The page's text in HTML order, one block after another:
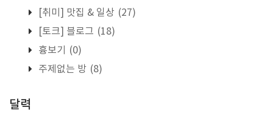
[취미] 맛집 & 일상 (27)
[토크] 블로그 (18)
흉보기
(0)
주제없는 방 (8)
달력